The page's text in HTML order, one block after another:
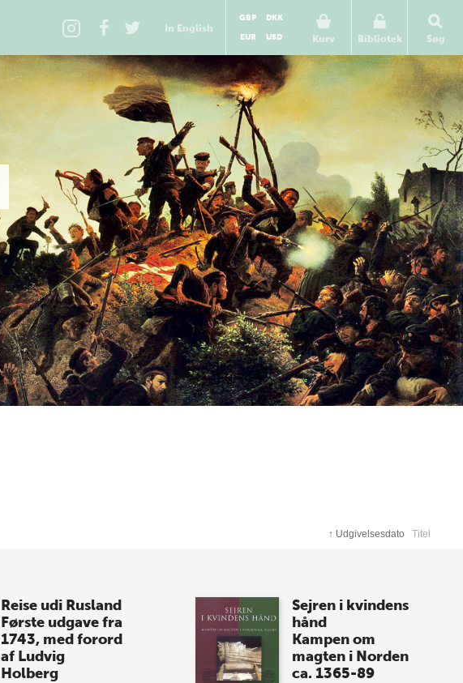
In English
Kurv
GBP
DKK
EUR
USD Bibliotek Søg
↑ Udgivelsesdato Titel
Reise udi Rusland
Første udgave fra
1743, med forord
af Ludvig
Holberg
Sejren i kvindens
hånd
Kampen om
magten i Norden
ca. 1365-89